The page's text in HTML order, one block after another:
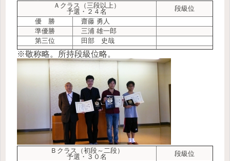
Ａクラス（三段以上）
予選・２４名
段級位
優 勝
齋藤 勇人
準優勝
三浦 雄一郎
第三位
田部 史哉
※敬称略。所持段級位略。
Ｂクラス（初段～二段）
予選・３０名
段級位